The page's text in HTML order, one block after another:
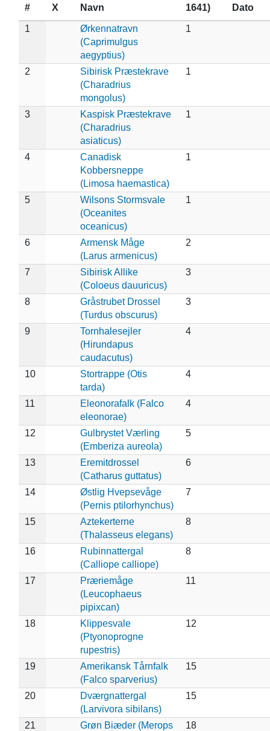
# X Navn
1641)
Dato
1
Ørkennatravn
(Caprimulgus
aegyptius)
1
2
Sibirisk Præstekrave
(Charadrius
mongolus)
1
3
Kaspisk Præstekrave
(Charadrius
asiaticus)
1
4
Canadisk
Kobbersneppe
(Limosa haemastica)
1
5
Wilsons Stormsvale
(Oceanites
oceanicus)
1
6
Armensk Måge
(Larus armenicus)
2
7
Sibirisk Allike
(Coloeus dauuricus)
3
8
Gråstrubet Drossel
(Turdus obscurus)
3
9
Tornhalesejler
(Hirundapus
caudacutus)
4
10
Stortrappe (Otis
tarda)
4
11
Eleonorafalk (Falco
eleonorae)
4
12
Gulbrystet Værling
(Emberiza aureola)
5
13
Eremitdrossel
(Catharus guttatus)
6
14
Østlig Hvepsevåge
(Pernis ptilorhynchus)
7
15
Aztekerterne
(Thalasseus elegans)
8
16
Rubinnattergal
(Calliope calliope)
8
17
Præriemåge
(Leucophaeus
pipixcan)
11
18
Klippesvale
(Ptyonoprogne
rupestris)
12
19
Amerikansk Tårnfalk
(Falco sparverius)
15
20
Dværgnattergal
(Larvivora sibilans)
15
21
Grøn Biæder (Merops
18